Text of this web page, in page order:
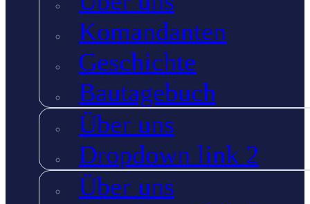
Komandanten
Geschichte
Bautagebuch
Über uns
Dropdown link 2
Über uns